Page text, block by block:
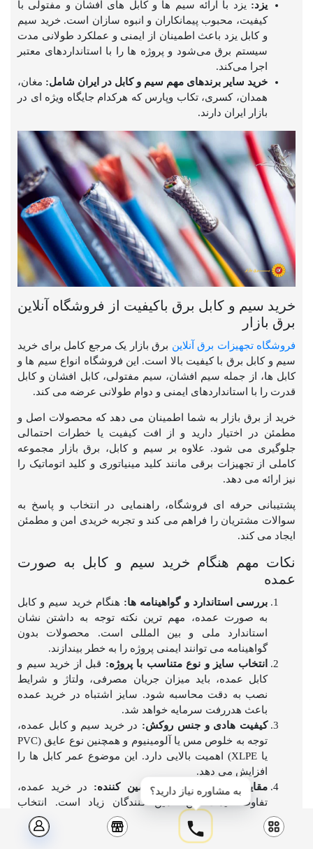
یزد: یزد با ارائه سیم ها و کابل های افشان و مفتولی با
کیفیت، محبوب پیمانکاران و انبوه سازان است. خرید سیم
و کابل یزد باعث اطمینان از ایمنی و عملکرد طولانی مدت
سیستم برق می‌شود و پروژه ها را با استانداردهای معتبر
اجرا می‌کند.
خرید سایر برندهای مهم سیم و کابل در ایران شامل: مغان،‌
همدان، کسری،‌ تکاب وپارس که هرکدام جایگاه ویژه ای در
بازار ایران دارند.
خرید سیم و کابل برق باکیفیت از فروشگاه آنلاین
برق بازار
فروشگاه تجهیزات برق آنلاین برق بازار یک مرجع کامل برای خرید
سیم و کابل برق با کیفیت بالا است. این فروشگاه انواع سیم ها و
کابل ها، از جمله سیم افشان، سیم مفتولی، کابل افشان و کابل
قدرت را با استانداردهای ایمنی و دوام طولانی عرضه می کند.
خرید از برق بازار به شما اطمینان می دهد که محصولات اصل و
مطمئن در اختیار دارید و از افت کیفیت یا خطرات احتمالی
جلوگیری می شود. علاوه بر سیم و کابل، برق بازار مجموعه
کاملی از تجهیزات برقی مانند کلید مینیاتوری و کلید اتوماتیک را
نیز ارائه می دهد.
پشتیبانی حرفه ای فروشگاه، راهنمایی در انتخاب و پاسخ به
سوالات مشتریان را فراهم می کند و تجربه خریدی امن و مطمئن
ایجاد می کند.
نکات مهم هنگام خرید سیم و کابل به صورت
عمده
بررسی استاندارد و گواهینامه ها: هنگام خرید سیم و کابل
به صورت عمده، مهم ترین نکته توجه به داشتن نشان
استاندارد ملی و بین المللی است. محصولات بدون
گواهینامه می توانند ایمنی پروژه را به خطر بیندازند.
انتخاب سایز و نوع متناسب با پروژه: قبل از خرید سیم و
کابل عمده، باید میزان جریان مصرفی، ولتاژ و شرایط
نصب به دقت محاسبه شود. سایز اشتباه در خرید عمده
باعث هدررفت سرمایه خواهد شد.
کیفیت هادی و جنس روکش: در خرید سیم و کابل عمده،
توجه به خلوص مس یا آلومینیوم و همچنین نوع عایق (PVC
یا XLPE) اهمیت بالایی دارد. این موضوع عمر کابل ها را
افزایش می دهد.
مقایسه قیمت و شرایط تامین کننده: در خرید عمده،
تفاوت قیمت بین تامین کنندگان زیاد است. انتخاب
فروشنده معتبر با ارائه فاکتور رسمی و ضمانت اصالت کالا
از اهمیت بالایی برخوردار است.
به مشاوره نیاز دارید؟